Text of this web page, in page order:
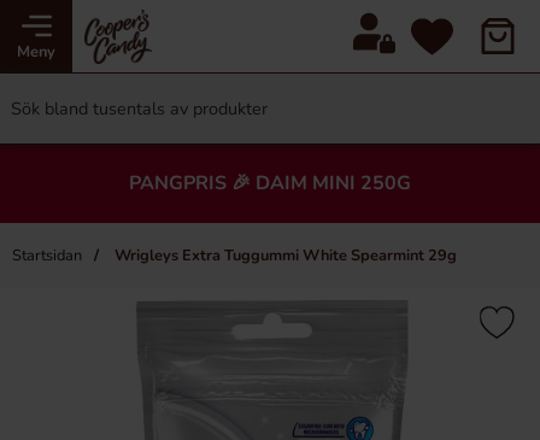
Meny
PANGPRIS 🎉 DAIM MINI 250G
Startsidan Wrigleys Extra Tuggummi White Spearmint 29g